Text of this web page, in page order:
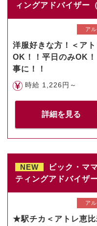
ィングアドバイザー
ア
洋服好きな方！＜ア
OK！！平日のみOK
事に！！
時給 1,226円～
詳細を見る
NEW
ビック・マ
ティングアドバイザ
ア
★駅チカ＜アトレ恵比